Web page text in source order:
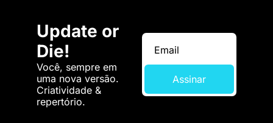
Update or
Die!
Você, sempre em
uma nova versão.
Criatividade &
repertório.
Assinar